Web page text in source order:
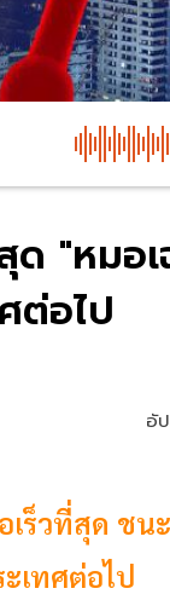
ด "หมอ
ต่อไป
อั
ร็วที่สุด ชน
เทศต่อไป